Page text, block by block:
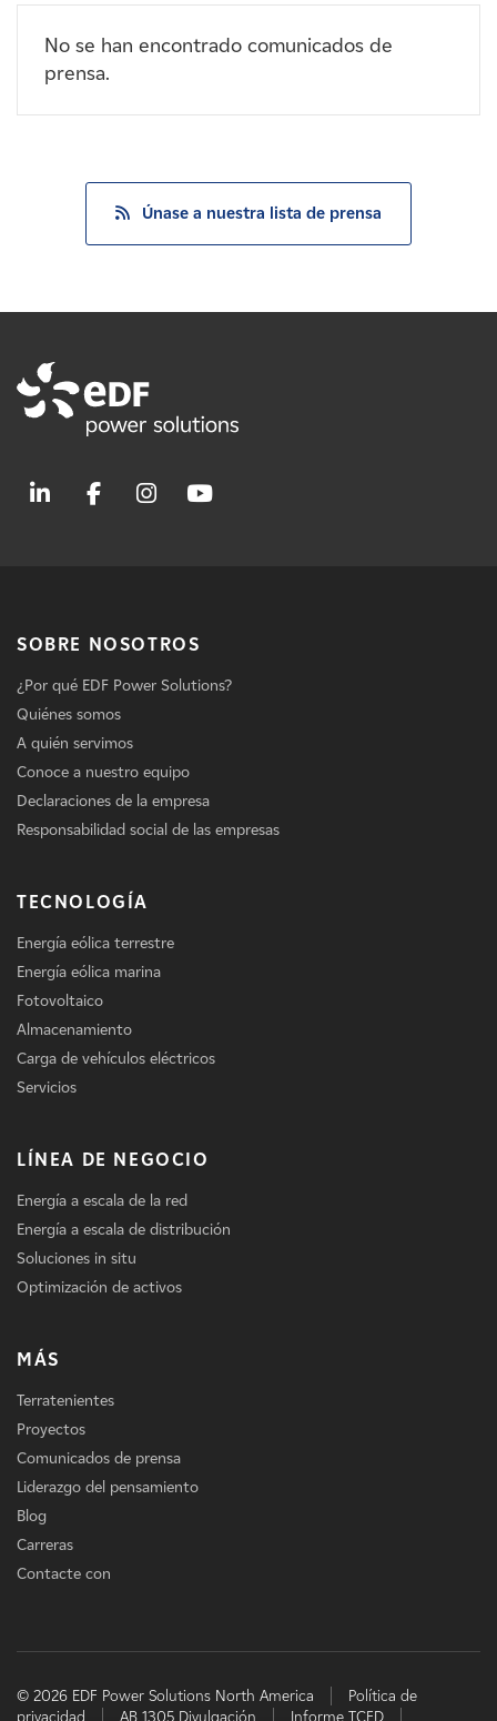
No se han encontrado comunicados de
prensa.
Únase a nuestra lista de prensa
SOBRE NOSOTROS
¿Por qué EDF Power Solutions?
Quiénes somos
A quién servimos
Conoce a nuestro equipo
Declaraciones de la empresa
Responsabilidad social de las empresas
TECNOLOGÍA
Energía eólica terrestre
Energía eólica marina
Fotovoltaico
Almacenamiento
Carga de vehículos eléctricos
Servicios
LÍNEA DE NEGOCIO
Energía a escala de la red
Energía a escala de distribución
Soluciones in situ
Optimización de activos
MÁS
Terratenientes
Proyectos
Comunicados de prensa
Liderazgo del pensamiento
Blog
Carreras
Contacte con
© 2026 EDF Power Solutions North America
Política de